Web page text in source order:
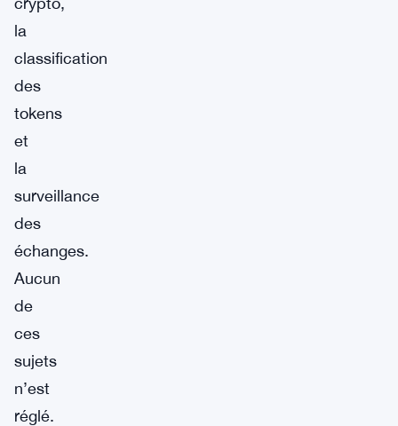
la
classification
des
tokens
et
la
surveillance
des
échanges.
Aucun
de
ces
sujets
n’est
réglé.